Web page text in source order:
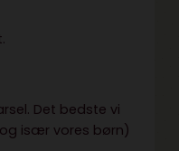
Det bedste vi
især vores børn)